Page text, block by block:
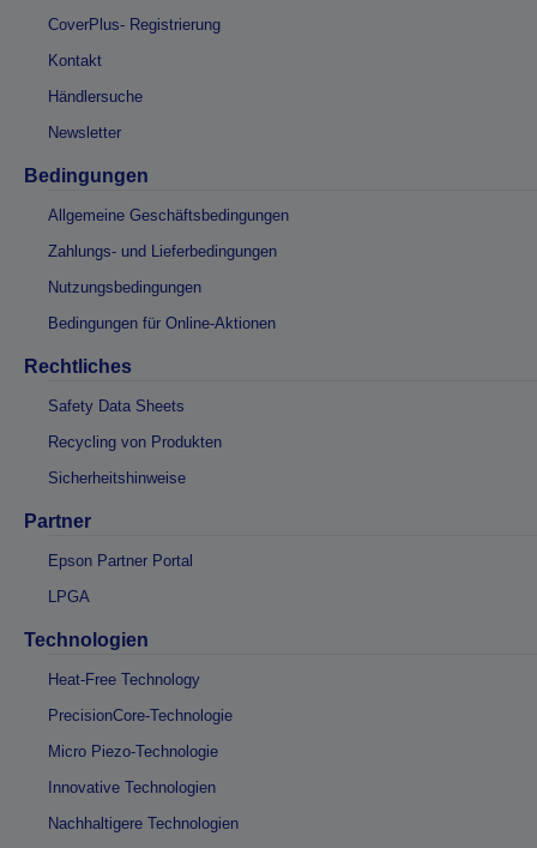
CoverPlus- Registrierung
Kontakt
Händlersuche
Newsletter
Bedingungen
Allgemeine Geschäftsbedingungen
Zahlungs- und Lieferbedingungen
Nutzungsbedingungen
Bedingungen für Online-Aktionen
Rechtliches
Safety Data Sheets
Recycling von Produkten
Sicherheitshinweise
Partner
Epson Partner Portal
LPGA
Technologien
Heat-Free Technology
PrecisionCore-Technologie
Micro Piezo-Technologie
Innovative Technologien
Nachhaltigere Technologien